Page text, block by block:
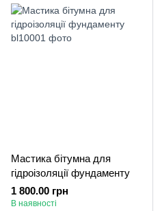
Мастика бітумна для
гідроізоляції фундаменту
1 800.00 грн
В наявності